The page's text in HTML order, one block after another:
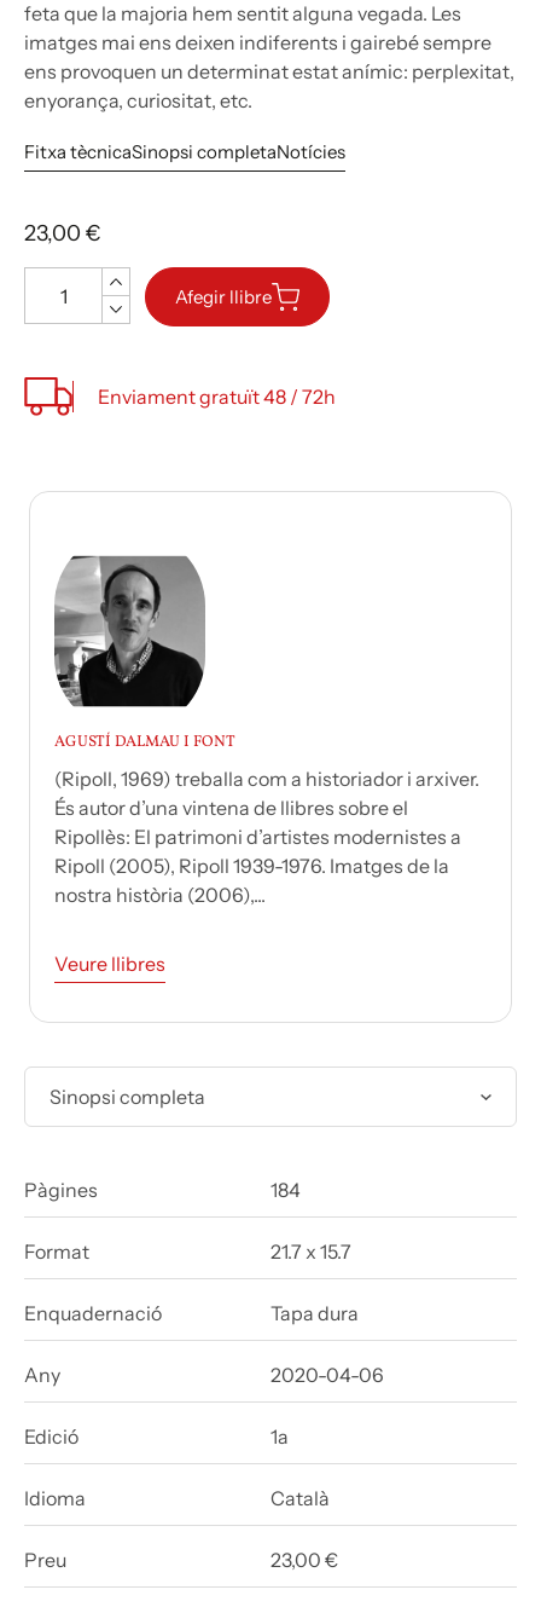
feta que la majoria hem sentit alguna vegada. Les
imatges mai ens deixen indiferents i gairebé sempre
ens provoquen un determinat estat anímic: perplexitat,
enyorança, curiositat, etc.
Fitxa tècnicaSinopsi completaNotícies
23,00 €
Afegir llibre
Enviament gratuït 48 / 72h
AGUSTÍ DALMAU I FONT
(Ripoll, 1969) treballa com a historiador i arxiver.
És autor d’una vintena de llibres sobre el
Ripollès: El patrimoni d’artistes modernistes a
Ripoll (2005), Ripoll 1939-1976. Imatges de la
nostra història (2006),...
Veure llibres
Sinopsi completa
Pàgines 184
Format 21.7 x 15.7
Enquadernació Tapa dura
Any 2020-04-06
Edició 1a
Idioma Català
Preu 23,00 €